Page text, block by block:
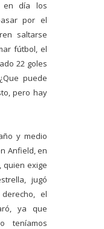
en día los
por el
saltarse
fútbol, el
22 goles
puede
pero hay
y medio
Anfield, en
quien exige
jugó
el
ya que
teníamos